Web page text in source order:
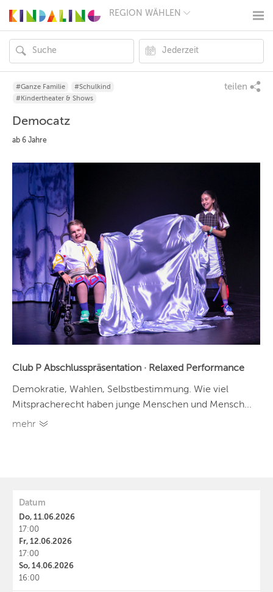
REGION WÄHLEN
MÜNCHEN
HAMBURG
FRANKFURT
KÖLN
#Ganze Familie
#Schulkind
#Kindertheater & Shows
teilen
Democatz
ab 6 Jahre
Club P Abschlusspräsentation · Relaxed Performance
Demokratie, Wahlen, Selbstbestimmung. Wie viel
Mitspracherecht haben junge Menschen und Mensch...
mehr
Datum
Do, 11.06.2026
17:00
Fr, 12.06.2026
17:00
So, 14.06.2026
16:00